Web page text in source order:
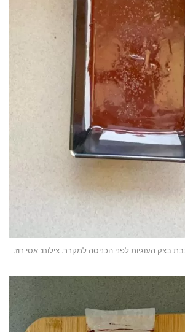
בצק העוגיות לפני הכניסה למקרר. צילום: אסי רוז.